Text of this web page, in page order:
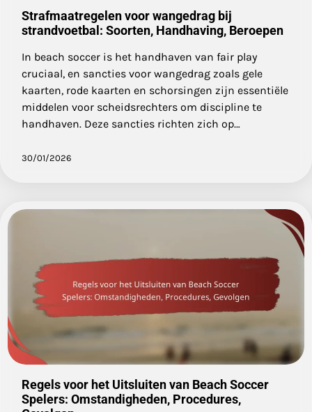
Strafmaatregelen voor wangedrag bij
strandvoetbal: Soorten, Handhaving, Beroepen
In beach soccer is het handhaven van fair play
cruciaal, en sancties voor wangedrag zoals gele
kaarten, rode kaarten en schorsingen zijn essentiële
middelen voor scheidsrechters om discipline te
handhaven. Deze sancties richten zich op…
30/01/2026
Regels voor het Uitsluiten van Beach Soccer
Spelers: Omstandigheden, Procedures,